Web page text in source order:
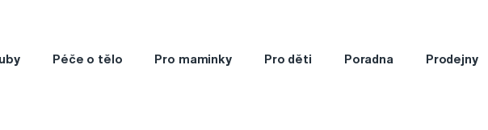
Péče o tělo Pro maminky Pro děti Poradna Prodejny